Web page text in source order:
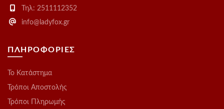
Τηλ: 2511112352
info@ladyfox.gr
ΠΛΗΡΟΦΟΡΙΕΣ
Το Kατάστημα
Τρόποι Αποστολής
Τρόποι Πληρωμής